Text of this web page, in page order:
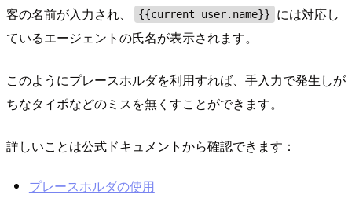
客の名前が入力され、
{{current_user.name}}
には対応し
ているエージェントの氏名が表示されます。
このようにプレースホルダを利用すれば、手入力で発生しが
ちなタイポなどのミスを無くすことができます。
詳しいことは公式ドキュメントから確認できます：
プレースホルダの使用